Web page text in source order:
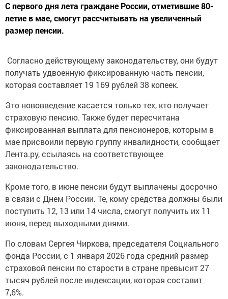
С первого дня лета граждане России, отметившие 80-
летие в мае, смогут рассчитывать на увеличенный
размер пенсии.
Согласно действующему законодательству, они будут
получать удвоенную фиксированную часть пенсии,
которая составляет 19 169 рублей 38 копеек.
Это нововведение касается только тех, кто получает
страховую пенсию. Также будет пересчитана
фиксированная выплата для пенсионеров, которым в
мае присвоили первую группу инвалидности, сообщает
Лента.ру, ссылаясь на соответствующее
законодательство.
Кроме того, в июне пенсии будут выплачены досрочно
в связи с Днем России. Те, кому средства должны были
поступить 12, 13 или 14 числа, смогут получить их 11
июня, перед выходными днями.
По словам Сергея Чиркова, председателя Социального
фонда России, с 1 января 2026 года средний размер
страховой пенсии по старости в стране превысит 27
тысяч рублей после индексации, которая составит
7,6%.